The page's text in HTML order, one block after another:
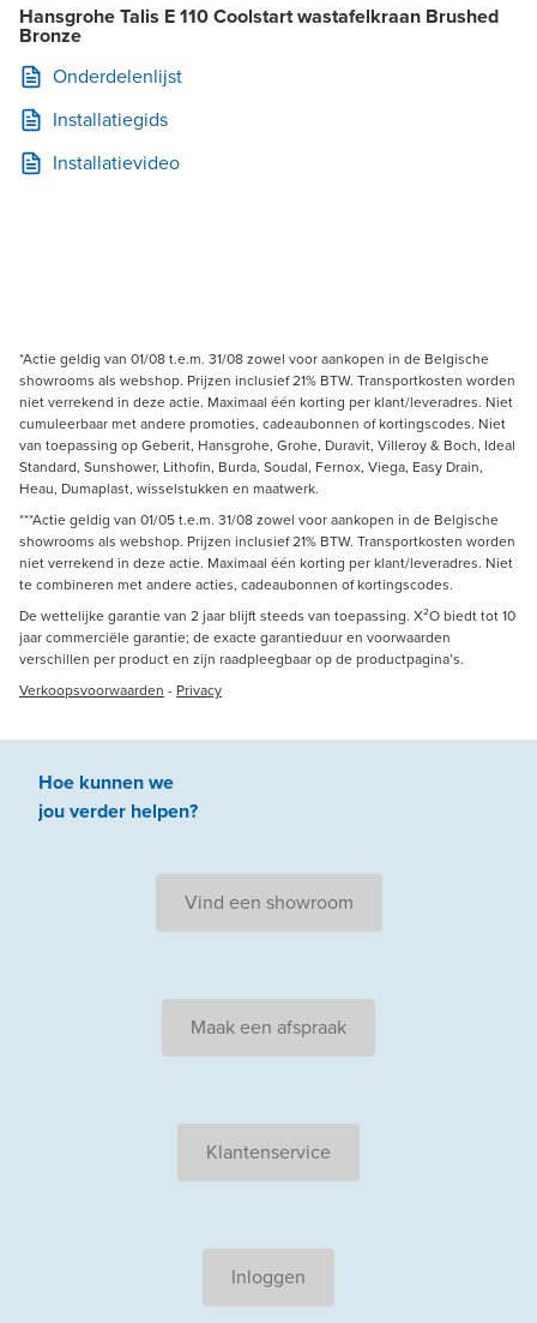
Hansgrohe Talis E 110 Coolstart wastafelkraan Brushed
Bronze
Onderdelenlijst
Installatiegids
Installatievideo
*Actie geldig van 01/08 t.e.m. 31/08 zowel voor aankopen in de Belgische
showrooms als webshop. Prijzen inclusief 21% BTW. Transportkosten worden
niet verrekend in deze actie. Maximaal één korting per klant/leveradres. Niet
cumuleerbaar met andere promoties, cadeaubonnen of kortingscodes. Niet
van toepassing op Geberit, Hansgrohe, Grohe, Duravit, Villeroy & Boch, Ideal
Standard, Sunshower, Lithofin, Burda, Soudal, Fernox, Viega, Easy Drain,
Heau, Dumaplast, wisselstukken en maatwerk.
***Actie geldig van 01/05 t.e.m. 31/08 zowel voor aankopen in de Belgische
showrooms als webshop. Prijzen inclusief 21% BTW. Transportkosten worden
niet verrekend in deze actie. Maximaal één korting per klant/leveradres. Niet
te combineren met andere acties, cadeaubonnen of kortingscodes.
De wettelijke garantie van 2 jaar blijft steeds van toepassing. X²O biedt tot 10
jaar commerciële garantie; de exacte garantieduur en voorwaarden
verschillen per product en zijn raadpleegbaar op de productpagina’s.
Verkoopsvoorwaarden - Privacy
Hoe kunnen we
jouverder helpen?
Vind een showroom
Maak een afspraak
Klantenservice
Inloggen